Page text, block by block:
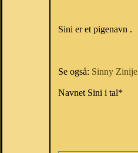
Sini er et pigenavn .
Se også: Sinny Zinije
Navnet Sini i tal*